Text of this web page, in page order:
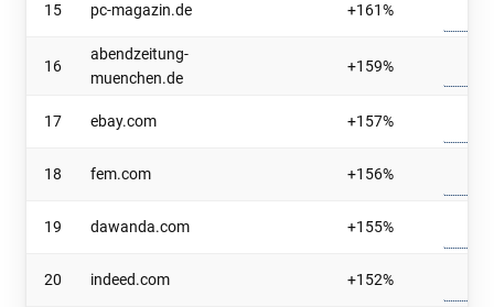
15 pc-magazin.de +161%
16
abendzeitung-
muenchen.de
+159%
17 ebay.com +157%
18 fem.com +156%
19 dawanda.com +155%
20 indeed.com +152%